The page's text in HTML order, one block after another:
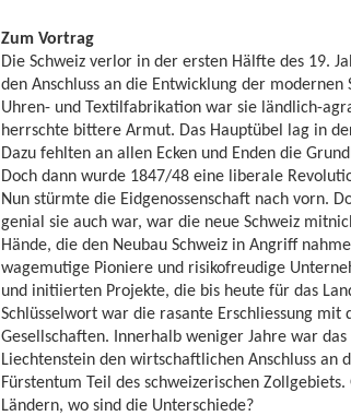
Zum Vortrag
Die Schweiz verlor in der ersten Hälfte des 19.
den Anschluss an die Entwicklung der
Uhren- und Textilfabrikation war sie ländlich-
herrschte bittere Armut. Das Hauptübel lag in
Dazu fehlten an allen Ecken und Enden die
Doch dann wurde 1847/48 eine liberale
Nun stürmte die Eidgenossenschaft nach vorn.
genial sie auch war, war die neue Schweiz
Hände, die den Neubau Schweiz in Angriff
wagemutige Pioniere und risikofreudige
und initiierten Projekte, die bis heute für das
Schlüsselwort war die rasante Erschliessung
Gesellschaften. Innerhalb weniger Jahre war
Liechtenstein den wirtschaftlichen Anschluss
Fürstentum Teil des schweizerischen
Ländern, wo sind die Unterschiede?